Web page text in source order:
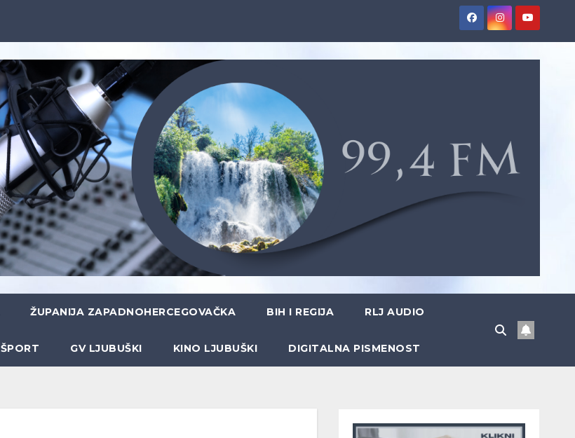
ŽUPANIJA ZAPADNOHERCEGOVAČKA BIH I REGIJA RLJ AUDIO
ŠPORT GV LJUBUŠKI KINO LJUBUŠKI DIGITALNA PISMENOST